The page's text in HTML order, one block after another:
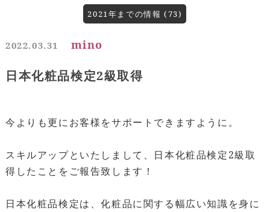
2021年までの情報 (73)
2022.03.31 mino
日本化粧品検定2級取得
今よりも更にお客様をサポートできますように。
スキルアップといたしまして、日本化粧品検定2級取
得したことをご報告致します！
日本化粧品検定は、化粧品に関する幅広い知識を身に